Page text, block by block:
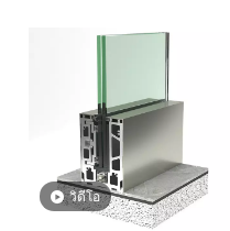
วิดีโอ